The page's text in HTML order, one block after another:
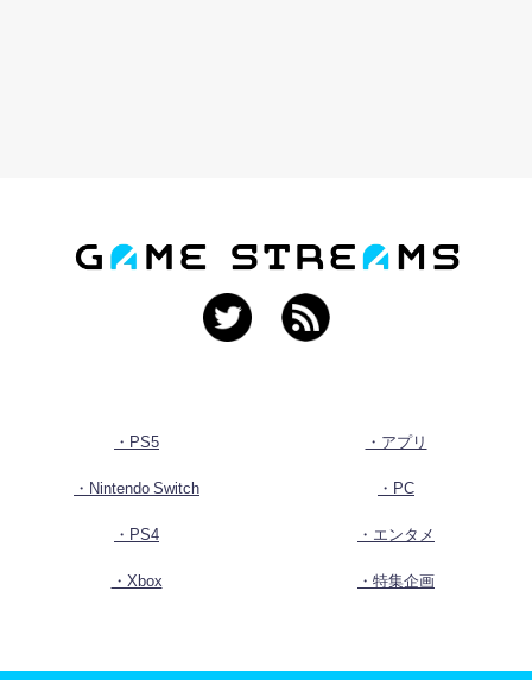
・PS5
・Nintendo Switch
・PS4
・Xbox
・アプリ
・PC
・エンタメ
・特集企画